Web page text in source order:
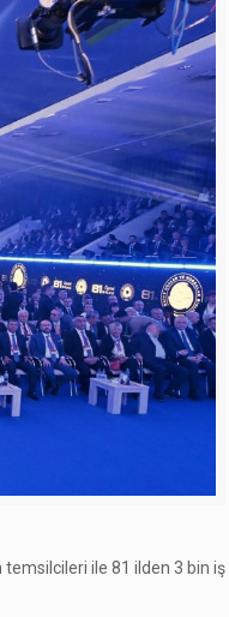
temsilcileri ile 81 ilden 3 bin iş